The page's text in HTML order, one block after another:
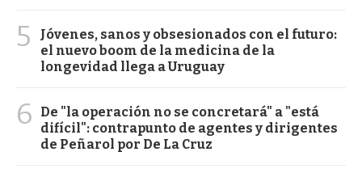
5
Jóvenes, sanos y obsesionados con el futuro:
el nuevo boom de la medicina de la
longevidad llega a Uruguay
6
De "la operación no se concretará" a "está
difícil": contrapunto de agentes y dirigentes
de Peñarol por De La Cruz